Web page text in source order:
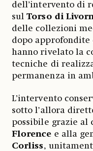
dell’intervento di
sulTorso di
delle collezioni
dopo approfondite
hanno rivelato la
tecniche di
permanenza in
L’intervento
sotto l’allora
possibile grazie
Florence e alla
Corliss,